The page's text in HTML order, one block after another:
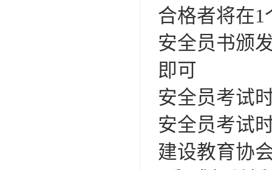
合格者将在1
安全员书颁
即可
安全员考试
安全员考试
建设教育协